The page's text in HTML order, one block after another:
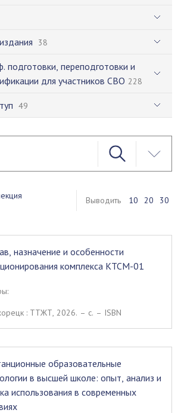
38
подготовки, переподготовки и
для участников СВО 228
49
Выводить 10 20 30
назначение и особенности
комплекса КТСМ-01
: ТТЖТ, 2026. – c. – ISBN
образовательные
в высшей школе: опыт, анализ и
использования в современных